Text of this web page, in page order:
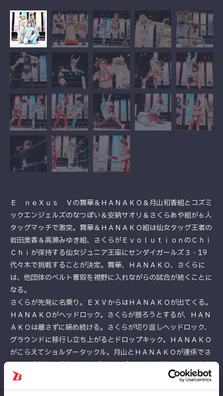
Ｅ ｎｅＸｕｓ Ｖの舞華＆ＨＡＮＡＫＯ＆月山和香組とコズミ
ックエンジェルズのなつぽい＆安納サオリ＆さくらあや組が６人
タッグマッチで激突。舞華＆ＨＡＮＡＫＯ組は仙女タッグ王者の
岩田美香＆高瀬みゆき組、さくらがＥｖｏｌｕｔｉｏｎのＣｈｉ
Ｃｈｉが保持する仙女ジュニア王座にセンダイガールズ３・19
代々木で挑戦することが決定。舞華、ＨＡＮＡＫＯ、さくらに
は、他団体のベルト奪取を視野に入れながらの試合が続くことに
なる。
さくらが先発に名乗り。ＥＸＶからはＨＡＮＡＫＯが出てくる。
ＨＡＮＡＫＯがヘッドロック。さくらが振ろうとするが、ＨＡＮ
ＡＫＯは離さずに締め続ける。さくらが切り返しヘッドロック、
グラウンドに移行し立ち上がるとドロップキック。ＨＡＮＡＫＯ
がこらえてショルダータックル。月山とＨＡＮＡＫＯが連係でさ
くらを攻撃し、合体のヒップドロップ。さくらが返すと、月山が
ヒップバット連打。ヒップアタック狙いは、さくらが阻止してス
トンピング連打、ロープに固定しヒップにミドルキック。なつぽ